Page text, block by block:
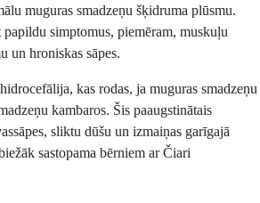
muguras smadzeņu šķidruma plūsmu.
simptomus, piemēram, muskuļu
un hroniskas sāpes.
kas rodas, ja muguras smadzeņu
kambaros. Šis paaugstinātais
sliktu dūšu un izmaiņas garīgajā
sastopama bērniem ar Čiari